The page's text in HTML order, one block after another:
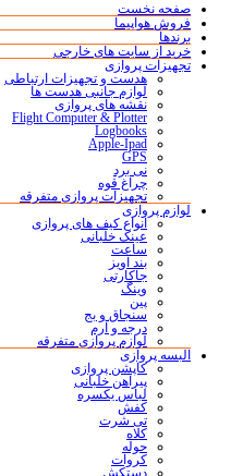
صفحه نخست
فروش هواپیما
برندها
خرید از سایت های خارجی
تجهیزات پروازی
هدست و تجهیزات ارتباطی
لوازم جانبی هدست ها
نقشه های پروازی
Flight Computer & Plotter
Logbooks
Apple-Ipad
GPS
نی برد
چراغ قوه
تجهیزات پروازی متفرقه
لوازم پروازی
انواع کیف های پروازی
عینک خلبانی
ساعت
بند آویز
جاکارتی
وینگ
پین
سنجاق و بج
درجه و آرم
لوازم پروازی متفرقه
البسه پروازی
کاپشن پروازی
پیراهن خلبانی
لباس یکسره
کفش
تی شرت
کلاه
حوله
کروات